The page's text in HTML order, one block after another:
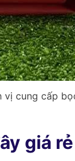
vị cung cấp
giá rẻ